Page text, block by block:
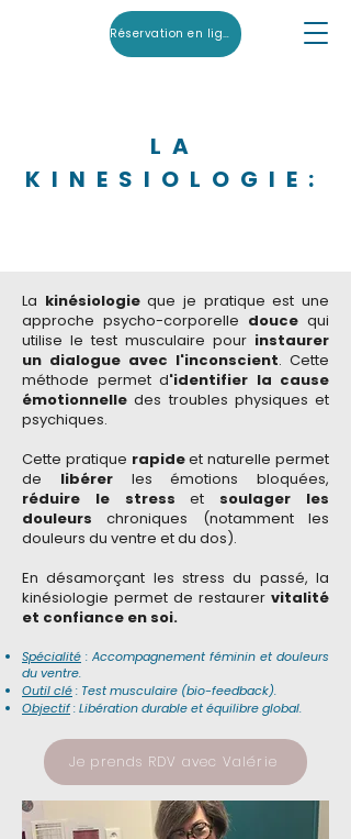
Réservation en ligne
LA
KINESIOLOGIE:
La kinésiologieque je pratique est une
approche psycho-corporelle douce qui
utilise le test musculaire pour instaurer
un dialogue avec l'inconscient. Cette
méthode permet d'identifier la cause
émotionnelle des troubles physiques et
psychiques.
Cette pratique rapideet naturelle permet
de libérer les émotions bloquées,
réduire le stress et soulager les
douleurs chroniques (notamment les
douleurs du ventre et du dos).
En désamorçant les stress du passé, la
kinésiologie permet de restaurer vitalité
et confiance en soi.
Spécialité : Accompagnement féminin et douleurs
du ventre.
Outil clé: Test musculaire (bio-feedback).
Objectif: Libération durable et équilibre global.
Je prends RDV avec Valérie